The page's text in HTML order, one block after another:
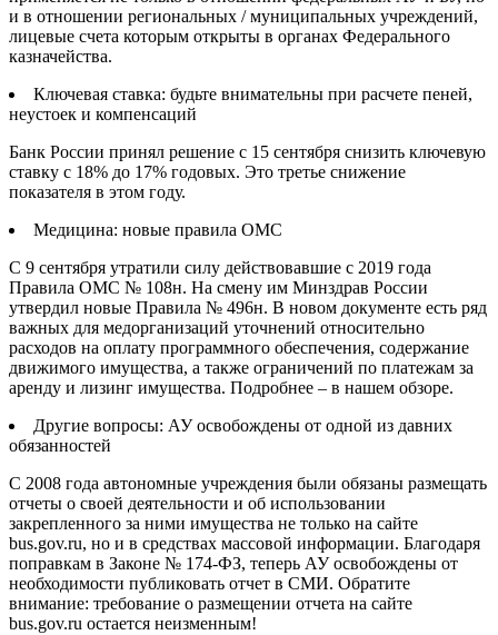
и в отношении региональных / муниципальных учреждений,
лицевые счета которым открыты в органах Федерального
казначейства.
Ключевая ставка: будьте внимательны при расчете пеней,
неустоек и компенсаций
Банк России принял решение с 15 сентября снизить ключевую
ставку с 18% до 17% годовых. Это третье снижение
показателя в этом году.
Медицина: новые правила ОМС
С 9 сентября утратили силу действовавшие с 2019 года
Правила ОМС № 108н. На смену им Минздрав России
утвердил новые Правила № 496н. В новом документе есть ряд
важных для медорганизаций уточнений относительно
расходов на оплату программного обеспечения, содержание
движимого имущества, а также ограничений по платежам за
аренду и лизинг имущества. Подробнее – в нашем обзоре.
Другие вопросы: АУ освобождены от одной из давних
обязанностей
С 2008 года автономные учреждения были обязаны размещать
отчеты о своей деятельности и об использовании
закрепленного за ними имущества не только на сайте
bus.gov.ru, но и в средствах массовой информации. Благодаря
поправкам в Законе № 174-ФЗ, теперь АУ освобождены от
необходимости публиковать отчет в СМИ. Обратите
внимание: требование о размещении отчета на сайте
bus.gov.ru остается неизменным!